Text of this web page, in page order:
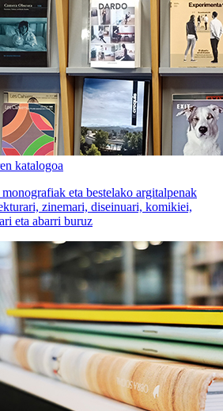
katalogoa
eta bestelako argitalpenak
zinemari, diseinuari, komikiei,
eta abarri buruz